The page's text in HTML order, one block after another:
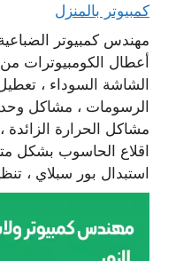
كمبيوتر بالمنزل
مهندس كمبيوتر
أعطال الكومبيوترات
الشاشة السوداء ،
الرسومات ، مشاكل
مشاكل الحرارة الزائدة
اقلاع الحاسوب بشكل
استبدال بور سبلاي ،